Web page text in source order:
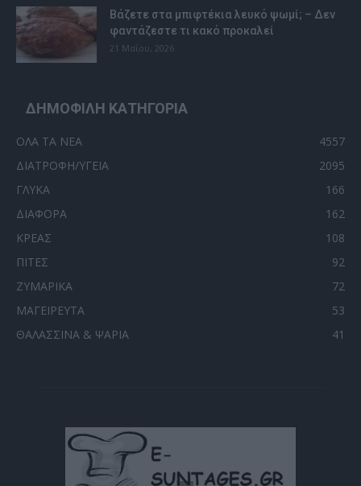
Βάζετε στα μπιφτέκια λευκό ψωμί; – Δεν
φαντάζεστε τι κακό προκαλεί
21 Μαΐου, 2026
ΔΗΜΟΦΙΛΗ ΚΑΤΗΓΟΡΙΑ
ΟΛΑ ΤΑ ΝΕΑ
4557
ΔΙΑΤΡΟΦΗ/ΥΓΕΙΑ
2095
ΓΛΥΚΑ
166
ΔΙΑΦΟΡΑ
162
ΚΡΕΑΣ
108
ΠΙΤΕΣ
92
ΖΥΜΑΡΙΚΑ
72
ΜΑΓΕΙΡΕΥΤΑ
53
ΘΑΛΑΣΣΙΝΑ & ΨΑΡΙΑ
41